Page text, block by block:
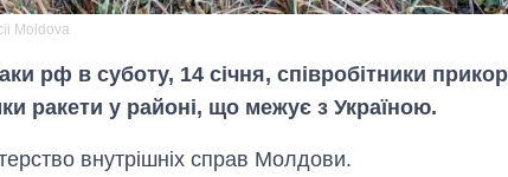
Moldova
рф в суботу, 14 січня, співробітники
ракети у районі, що межує з Україною.
внутрішніх справ Молдови.